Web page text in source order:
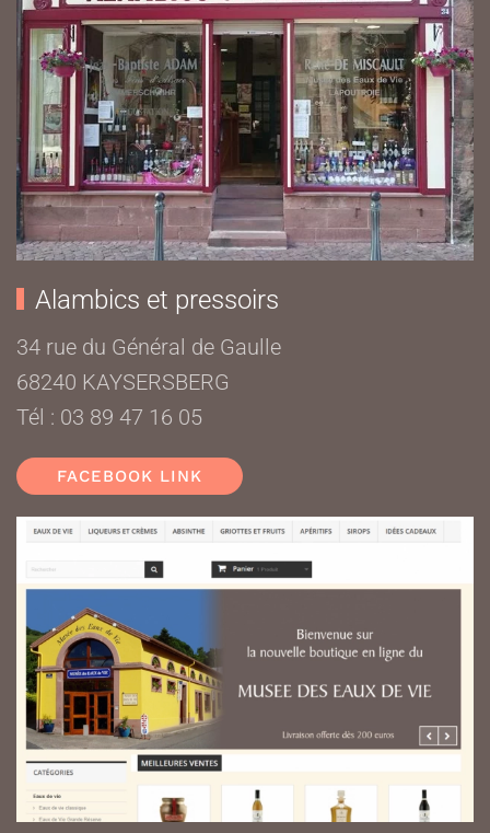
Alambics et pressoirs
34 rue du Général de Gaulle
68240 KAYSERSBERG
Tél : 03 89 47 16 05
FACEBOOK LINK